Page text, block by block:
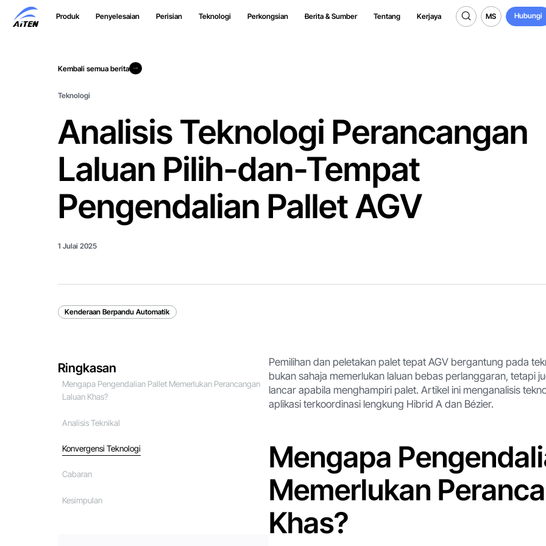
Langkau
Produk Penyelesaian Perisian Teknologi Perkongsian Berita & Sumber Tentang Kerjaya
MS
MS
Hubungi
Hubungi
Kembali semua berita
Teknologi
Analisis Teknologi Perancangan
Laluan Pilih-dan-Tempat
Pengendalian Pallet AGV
1 Julai 2025
Kenderaan Berpandu Automatik
Ringkasan
Mengapa Pengendalian Pallet Memerlukan Perancangan
Laluan Khas?
Analisis Teknikal
Konvergensi Teknologi
Cabaran
Kesimpulan
Pemilihan dan peletakan palet tepat AGV bergantung pada
bukan sahaja memerlukan laluan bebas perlanggaran, tetapi
lancar apabila menghampiri palet. Artikel ini menganalisis
aplikasi terkoordinasi lengkung Hibrid A dan Bézier.
Mengapa
Memerlukan
Khas?